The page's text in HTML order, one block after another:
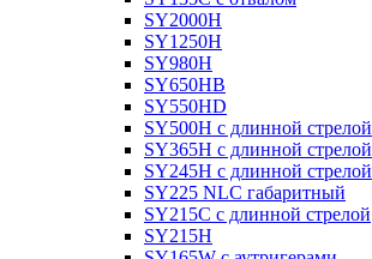
SY2000H
SY1250H
SY980H
SY650HB
SY550HD
SY500H с длинной стрелой
SY365H с длинной стрелой
SY245H с длинной стрелой
SY225 NLC габаритный
SY215C с длинной стрелой
SY215H